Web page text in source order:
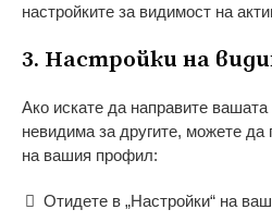
настройките за видимост на
3. Настройки на
Ако искате да направите вашата
невидима за другите, можете да
на вашия профил:
Отидете в „Настройки“ на